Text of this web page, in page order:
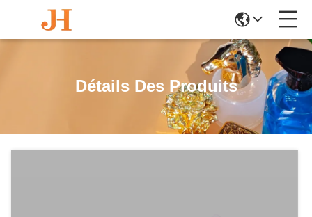
Détails Des Produits